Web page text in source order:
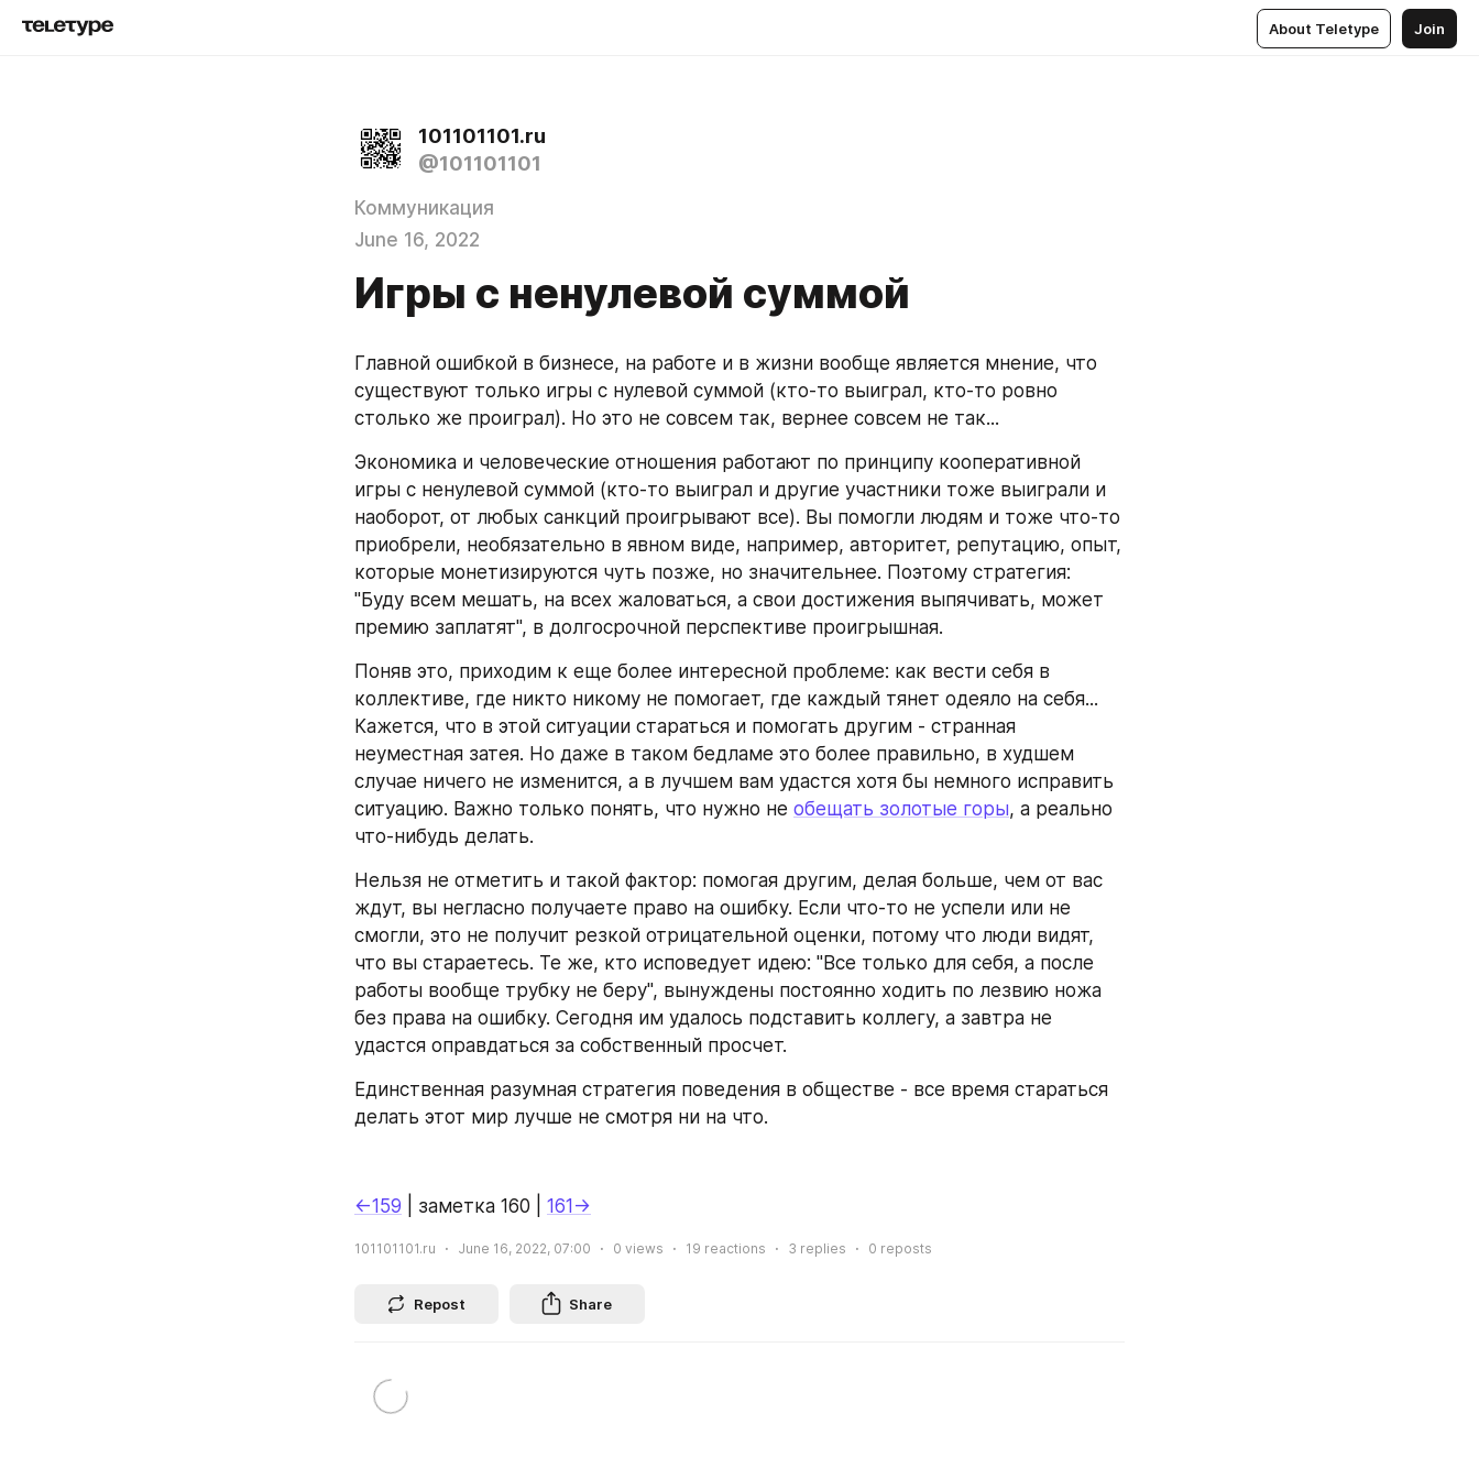
About Teletype Join
101101101.ru
@101101101
Коммуникация
June 16, 2022
Игры с ненулевой суммой
Главной ошибкой в бизнесе, на работе и в жизни вообще является мнение, что
существуют только игры с нулевой суммой (кто-то выиграл, кто-то ровно
столько же проиграл). Но это не совсем так, вернее совсем не так...
Экономика и человеческие отношения работают по принципу кооперативной
игры с ненулевой суммой (кто-то выиграл и другие участники тоже выиграли и
наоборот, от любых санкций проигрывают все). Вы помогли людям и тоже что-то
приобрели, необязательно в явном виде, например, авторитет, репутацию, опыт,
которые монетизируются чуть позже, но значительнее. Поэтому стратегия:
"Буду всем мешать, на всех жаловаться, а свои достижения выпячивать, может
премию заплатят", в долгосрочной перспективе проигрышная.
Поняв это, приходим к еще более интересной проблеме: как вести себя в
коллективе, где никто никому не помогает, где каждый тянет одеяло на себя...
Кажется, что в этой ситуации стараться и помогать другим - странная
неуместная затея. Но даже в таком бедламе это более правильно, в худшем
случае ничего не изменится, а в лучшем вам удастся хотя бы немного исправить
ситуацию. Важно только понять, что нужно не обещать золотые горы, а реально
что-нибудь делать.
Нельзя не отметить и такой фактор: помогая другим, делая больше, чем от вас
ждут, вы негласно получаете право на ошибку. Если что-то не успели или не
смогли, это не получит резкой отрицательной оценки, потому что люди видят,
что вы стараетесь. Те же, кто исповедует идею: "Все только для себя, а после
работы вообще трубку не беру", вынуждены постоянно ходить по лезвию ножа
без права на ошибку. Сегодня им удалось подставить коллегу, а завтра не
удастся оправдаться за собственный просчет.
Единственная разумная стратегия поведения в обществе - все время стараться
делать этот мир лучше не смотря ни на что.
←159 | заметка 160 | 161→
101101101.ru June 16, 2022, 07:00 0 views 19 reactions 3 replies 0 reposts
Repost Share